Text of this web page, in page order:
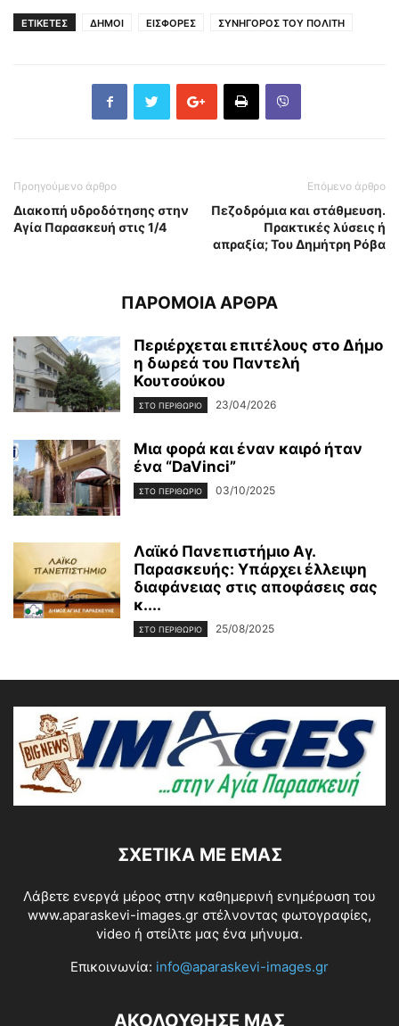
ΕΤΙΚΕΤΕΣ ΔΗΜΟΙ ΕΙΣΦΟΡΕΣ ΣΥΝΗΓΟΡΟΣ ΤΟΥ ΠΟΛΙΤΗ
Προηγούμενο άρθρο
Διακοπή υδροδότησης στην
Αγία Παρασκευή στις 1/4
Επόμενο άρθρο
Πεζοδρόμια και στάθμευση.
Πρακτικές λύσεις ή
απραξία; Του Δημήτρη Ρόβα
ΠΑΡΟΜΟΙΑ ΑΡΘΡΑ
Περιέρχεται επιτέλους στο Δήμο
η δωρεά του Παντελή
Κουτσούκου
ΣΤΟ ΠΕΡΙΘΩΡΙΟ 23/04/2026
Μια φορά και έναν καιρό ήταν
ένα “DaVinci”
ΣΤΟ ΠΕΡΙΘΩΡΙΟ 03/10/2025
Λαϊκό Πανεπιστήμιο Αγ.
Παρασκευής: Υπάρχει έλλειψη
διαφάνειας στις αποφάσεις σας
κ....
ΣΤΟ ΠΕΡΙΘΩΡΙΟ 25/08/2025
ΣΧΕΤΙΚΆ ΜΕ ΕΜΆΣ
Λάβετε ενεργά μέρος στην καθημερινή ενημέρωση του
www.aparaskevi-images.gr στέλνοντας φωτογραφίες,
video ή στείλτε μας ένα μήνυμα.
Επικοινωνία: info@aparaskevi-images.gr
ΑΚΟΛΟΥΘΗΣΕ ΜΑΣ